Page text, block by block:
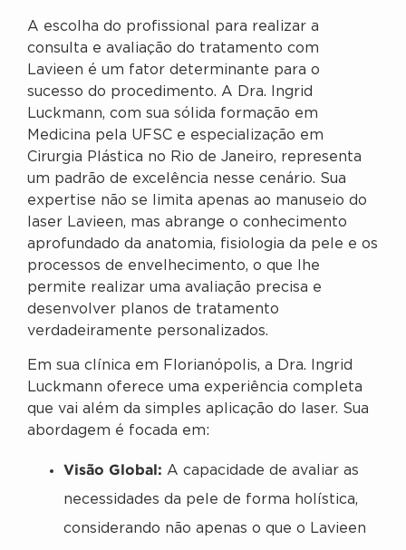
A escolha do profissional para realizar a
consulta e avaliação do tratamento com
Lavieen é um fator determinante para o
sucesso do procedimento. A Dra. Ingrid
Luckmann, com sua sólida formação em
Medicina pela UFSC e especialização em
Cirurgia Plástica no Rio de Janeiro, representa
um padrão de excelência nesse cenário. Sua
expertise não se limita apenas ao manuseio do
laser Lavieen, mas abrange o conhecimento
aprofundado da anatomia, fisiologia da pele e os
processos de envelhecimento, o que lhe
permite realizar uma avaliação precisa e
desenvolver planos de tratamento
verdadeiramente personalizados.
Em sua clínica em Florianópolis, a Dra. Ingrid
Luckmann oferece uma experiência completa
que vai além da simples aplicação do laser. Sua
abordagem é focada em:
Visão Global: A capacidade de avaliar as
necessidades da pele de forma holística,
considerando não apenas o que o Lavieen